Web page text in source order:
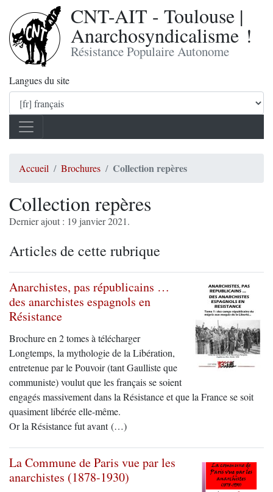
CNT-AIT - Toulouse |
Anarchosyndicalisme !
Résistance Populaire Autonome
Langues du site
Accueil Brochures Collection repères
Collection repères
Dernier ajout : 19 janvier 2021.
Articles de cette rubrique
Anarchistes, pas républicains …
des anarchistes espagnols en
Résistance
Brochure en 2 tomes à télécharger
Longtemps, la mythologie de la Libération,
entretenue par le Pouvoir (tant Gaulliste que
communiste) voulut que les français se soient
engagés massivement dans la Résistance et que la France se soit
quasiment libérée elle-même.
Or la Résistance fut avant (…)
La Commune de Paris vue par les
anarchistes (1878-1930)